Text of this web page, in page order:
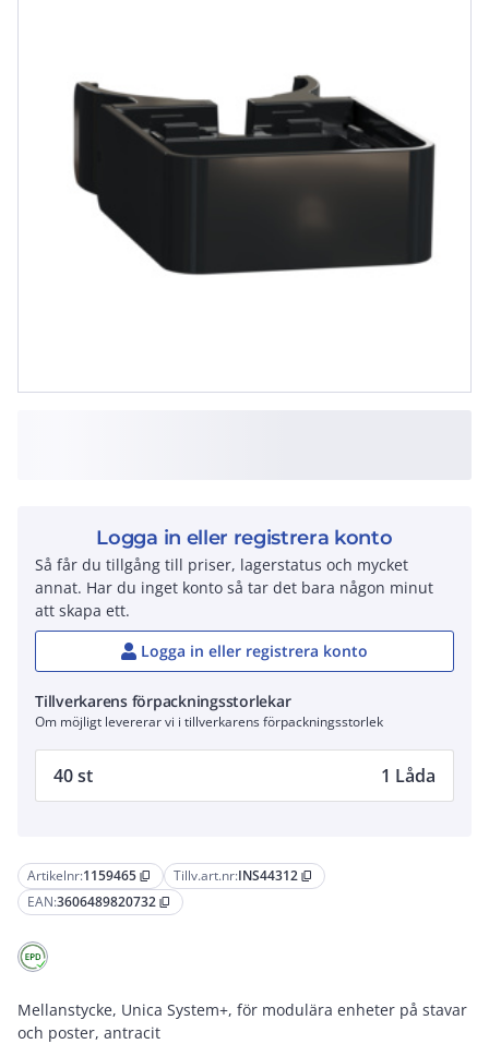
Artikelnr:1159465 content_copy Tillv.art.nr:INS44312 content_copy
EAN:3606489820732 content_copy
Mellanstycke, Unica System+, för modulära enheter på stavar
och poster, antracit
Logga in eller registrera konto
Så får du tillgång till priser, lagerstatus och mycket
annat. Har du inget konto så tar det bara någon minut
att skapa ett.
Logga in eller registrera konto
Tillverkarens förpackningsstorlekar
Om möjligt levererar vi i tillverkarens förpackningsstorlek
40 st 1 Låda